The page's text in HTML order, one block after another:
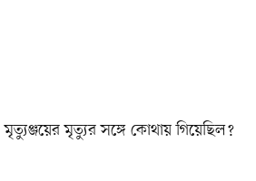
মৃত্যুর সঙ্গে কোথায় গিয়েছিল?